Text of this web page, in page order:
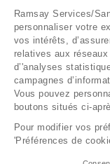
Données
Ramsay Services/
personnaliser votre
vos intérêts,
relatives aux
d’'analyses
campagnes
Vous pouvez
boutons situés ci-
Pour modifier vos
'Préférences de